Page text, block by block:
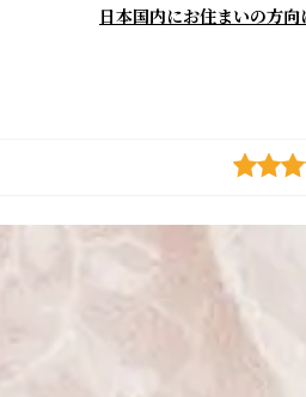
日本国内にお住まいの方向